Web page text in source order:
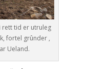
rett tid er utruleg
fortel grûnder ,
Ueland.